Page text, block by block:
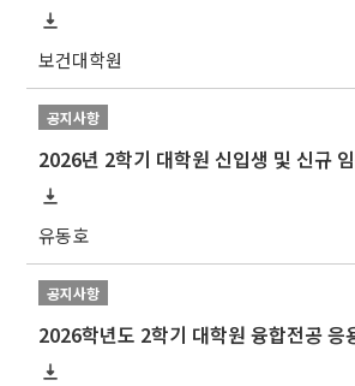
보건대학원
공지사항
유동호
공지사항